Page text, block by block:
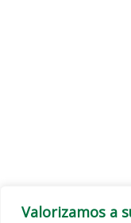
Valorizamos a